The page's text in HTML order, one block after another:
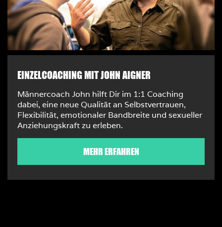
EINZELCOACHING MIT JOHN AIGNER
Männercoach John hilft Dir im 1:1 Coaching
dabei, eine neue Qualität an Selbstvertrauen,
Flexibilität, emotionaler Bandbreite und sexueller
Anziehungskraft zu erleben.
MEHR ERFAHREN